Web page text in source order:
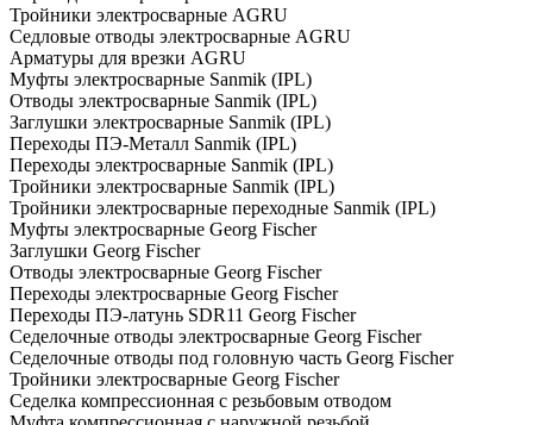
Тройники электросварные AGRU
Седловые отводы электросварные AGRU
Арматуры для врезки AGRU
Муфты электросварные Sanmik (IPL)
Отводы электросварные Sanmik (IPL)
Заглушки электросварные Sanmik (IPL)
Переходы ПЭ-Металл Sanmik (IPL)
Переходы электросварные Sanmik (IPL)
Тройники электросварные Sanmik (IPL)
Тройники электросварные переходные Sanmik (IPL)
Муфты электросварные Georg Fischer
Заглушки Georg Fischer
Отводы электросварные Georg Fischer
Переходы электросварные Georg Fischer
Переходы ПЭ-латунь SDR11 Georg Fischer
Седелочные отводы электросварные Georg Fischer
Седелочные отводы под головную часть Georg Fischer
Тройники электросварные Georg Fischer
Седелка компрессионная с резьбовым отводом